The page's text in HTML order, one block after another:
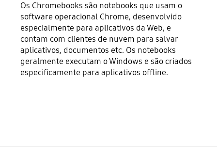
Os Chromebooks são notebooks que usam o
software operacional Chrome, desenvolvido
especialmente para aplicativos da Web, e
contam com clientes de nuvem para salvar
aplicativos, documentos etc. Os notebooks
geralmente executam o Windows e são criados
especificamente para aplicativos offline.